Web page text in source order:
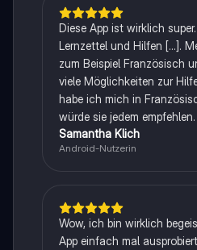
Diese App ist wirklich
Lernzettel und Hilfen [...].
zum Beispiel Französisch
viele Möglichkeiten zur
habe ich mich in
würde sie jedem empfehlen.
Samantha Klich
Android-Nutzerin
Wow, ich bin wirklich
App einfach mal